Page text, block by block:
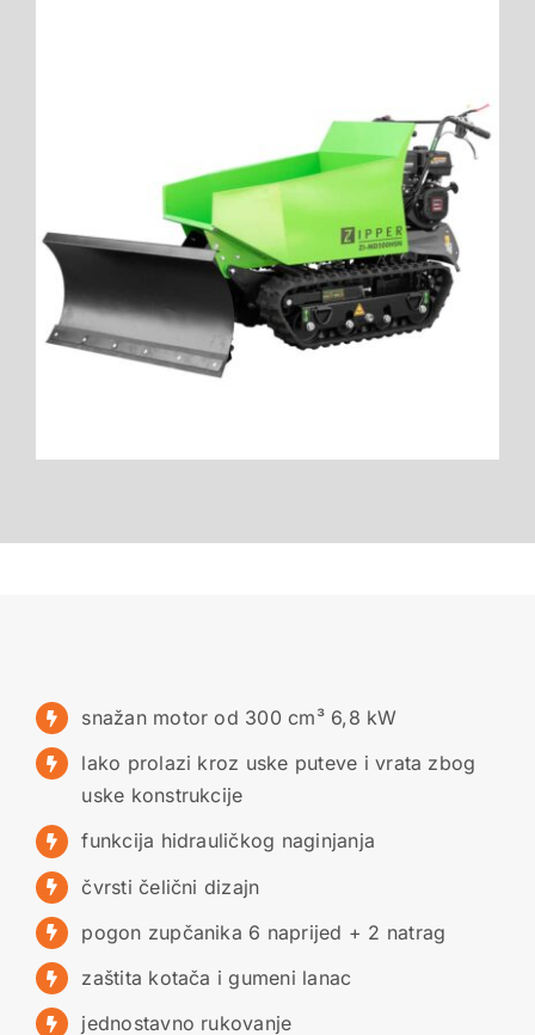
snažan motor od 300 cm³ 6,8 kW
lako prolazi kroz uske puteve i vrata zbog
uske konstrukcije
funkcija hidrauličkog naginjanja
čvrsti čelični dizajn
pogon zupčanika 6 naprijed + 2 natrag
zaštita kotača i gumeni lanac
jednostavno rukovanje